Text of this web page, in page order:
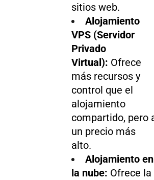
sitios web.
Alojamiento
VPS (Servidor
Privado
Virtual): Ofrece
más recursos y
control que el
alojamiento
compartido, pero
un precio más
alto.
Alojamiento en
la nube: Ofrece la